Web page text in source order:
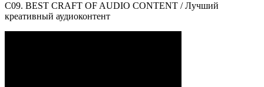
C09. BEST CRAFT OF AUDIO CONTENT / Лучший
креативный аудиоконтент